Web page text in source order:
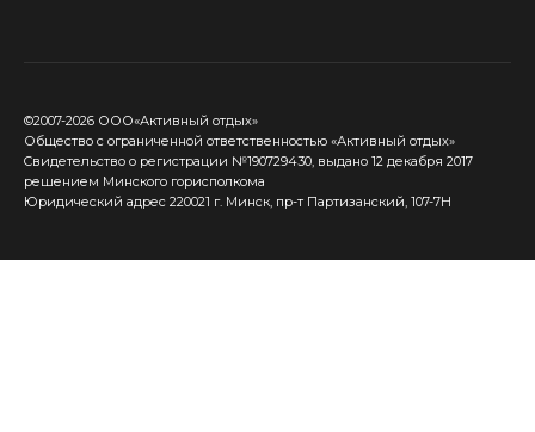
©2007-2026 ООО«Активный отдых»
Общество с ограниченной ответственностью «Активный отдых»
Cвидетельство о регистрации №190729430, выдано 12 декабря 2017
решением Минского горисполкома
Юридический адрес 220021 г. Минск, пр-т Партизанский, 107-7Н